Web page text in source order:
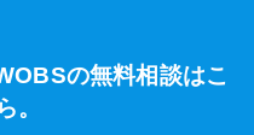
の無料相談はこ
。